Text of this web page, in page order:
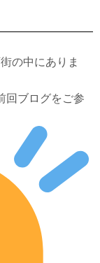
の中にありま
回ブログをご参